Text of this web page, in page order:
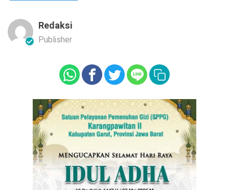
Redaksi
Publisher